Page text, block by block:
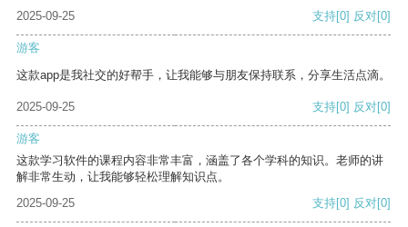
2025-09-25 支持[0] 反对[0]
游客
这款app是我社交的好帮手，让我能够与朋友保持联系，分享生活点滴。
2025-09-25 支持[0] 反对[0]
游客
这款学习软件的课程内容非常丰富，涵盖了各个学科的知识。老师的讲
解非常生动，让我能够轻松理解知识点。
2025-09-25
支持[0] 反对[0]